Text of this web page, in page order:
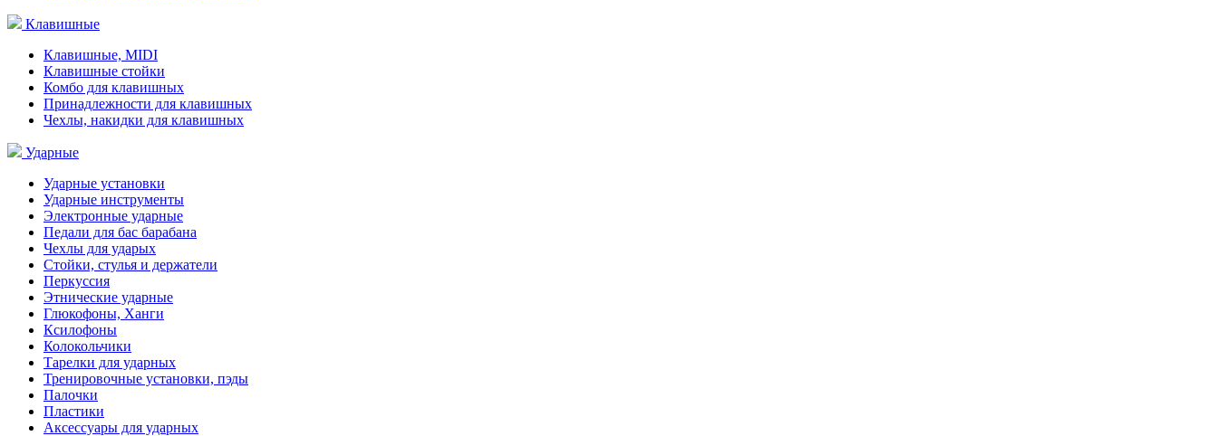
Клавишные
Клавишные, MIDI
Клавишные стойки
Комбо для клавишных
Принадлежности для клавишных
Чехлы, накидки для клавишных
Ударные
Ударные установки
Ударные инструменты
Электронные ударные
Педали для бас барабана
Чехлы для ударых
Стойки, стулья и держатели
Перкуссия
Этнические ударные
Глюкофоны, Ханги
Ксилофоны
Колокольчики
Тарелки для ударных
Тренировочные установки, пэды
Палочки
Пластики
Аксессуары для ударных